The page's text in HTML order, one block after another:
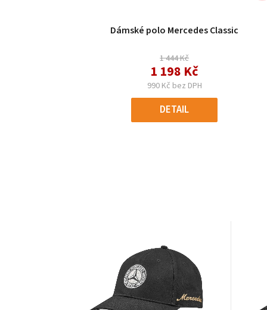
Dámské polo Mercedes Classic
hodnocení
je
5,0
z
5
hvězdiček.
1 444 Kč
990 Kč bez DPH
1 198 Kč
DETAIL